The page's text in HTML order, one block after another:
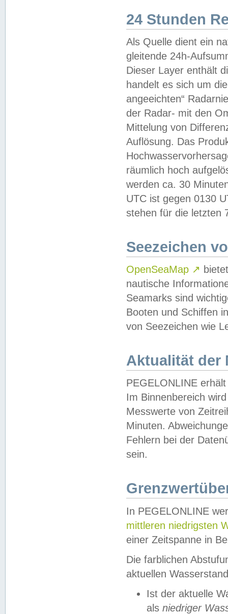
24 Stunden
Als Quelle dient ein
gleitende 24h-
Dieser Layer enthält
handelt es sich um
angeeichten“
der Radar- mit den
Mittelung von
Auflösung. Das
räumlich hoch
werden ca. 30
UTC ist gegen 0130
stehen für die letzten
Seezeichen
OpenSeaMap ↗
nautische
Seamarks sind
Booten und Schiffen
von Seezeichen wie
Aktualität der
PEGELONLINE
Im Binnenbereich
Messwerte von
Minuten.
Fehlern bei der
sein.
In PEGELONLINE
mittleren niedrigsten
einer Zeitspanne in
Die farblichen
aktuellen
Ist der aktuelle
als niedriger